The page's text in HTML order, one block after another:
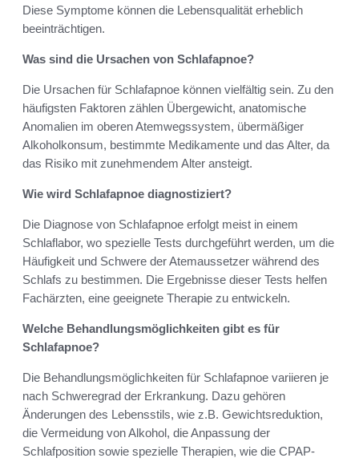
Diese Symptome können die Lebensqualität erheblich
beeinträchtigen.
Was sind die Ursachen von Schlafapnoe?
Die Ursachen für Schlafapnoe können vielfältig sein. Zu den
häufigsten Faktoren zählen Übergewicht, anatomische
Anomalien im oberen Atemwegssystem, übermäßiger
Alkoholkonsum, bestimmte Medikamente und das Alter, da
das Risiko mit zunehmendem Alter ansteigt.
Wie wird Schlafapnoe diagnostiziert?
Die Diagnose von Schlafapnoe erfolgt meist in einem
Schlaflabor, wo spezielle Tests durchgeführt werden, um die
Häufigkeit und Schwere der Atemaussetzer während des
Schlafs zu bestimmen. Die Ergebnisse dieser Tests helfen
Fachärzten, eine geeignete Therapie zu entwickeln.
Welche Behandlungsmöglichkeiten gibt es für
Schlafapnoe?
Die Behandlungsmöglichkeiten für Schlafapnoe variieren je
nach Schweregrad der Erkrankung. Dazu gehören
Änderungen des Lebensstils, wie z.B. Gewichtsreduktion,
die Vermeidung von Alkohol, die Anpassung der
Schlafposition sowie spezielle Therapien, wie die CPAP-